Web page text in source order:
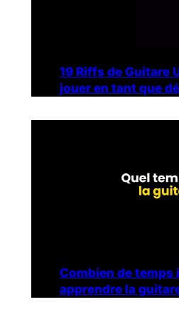
19 Riffs de Guitare
jouer en tant que
Combien de temps
apprendre la